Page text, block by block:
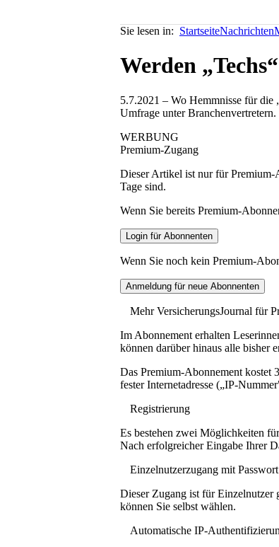
Sie lesen in: StartseiteNachrichten
Werden
5.7.2021 – Wo Hemmnisse für die
Umfrage unter
WERBUNG
Premium-Zugang
Dieser Artikel ist nur für Premium-
Tage sind.
Wenn Sie bereits Premium-
Wenn Sie noch kein Premium-
Mehr VersicherungsJournal für
Im Abonnement erhalten
können darüber hinaus alle bisher
Das Premium-Abonnement kostet
fester Internetadresse („IP-
Registrierung
Es bestehen zwei Möglichkeiten
Nach erfolgreicher Eingabe Ihrer
Einzelnutzerzugang mit Passwort
Dieser Zugang ist für Einzelnutzer
können Sie selbst wählen.
Automatische IP-